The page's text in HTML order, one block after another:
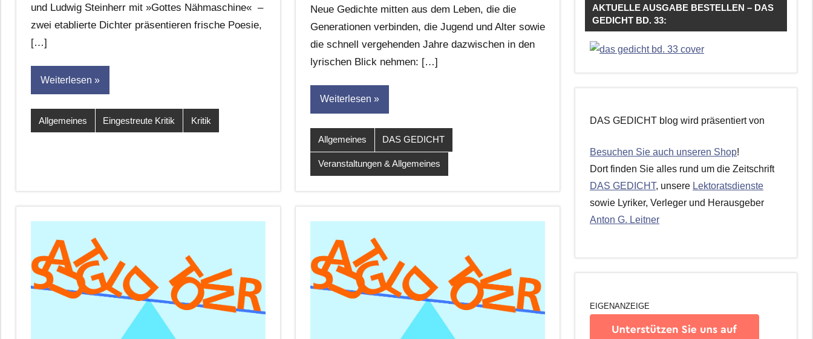
dasgedichtblog
und Ludwig Steinherr mit »Gottes Nähmaschine« –
zwei etablierte Dichter präsentieren frische Poesie,
[…]
Weiterlesen
Allgemeines Eingestreute Kritik Kritik
Hornauer
für
dasgedichtblog
Neue Gedichte mitten aus dem Leben, die die
Generationen verbinden, die Jugend und Alter sowie
die schnell vergehenden Jahre dazwischen in den
lyrischen Blick nehmen: […]
Weiterlesen
Allgemeines DAS GEDICHT
Veranstaltungen & Allgemeines
AKTUELLE AUSGABE BESTELLEN – DAS
GEDICHT BD. 33:
DAS GEDICHT blog wird präsentiert von
Besuchen Sie auch unseren Shop!
Dort finden Sie alles rund um die Zeitschrift
DAS GEDICHT, unsere Lektoratsdienste
sowie Lyriker, Verleger und Herausgeber
Anton G. Leitner
EIGENANZEIGE